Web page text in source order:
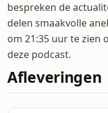
bespreken de
delen smaakvolle
om 21:35 uur te zien
deze podcast.
Afleveringen